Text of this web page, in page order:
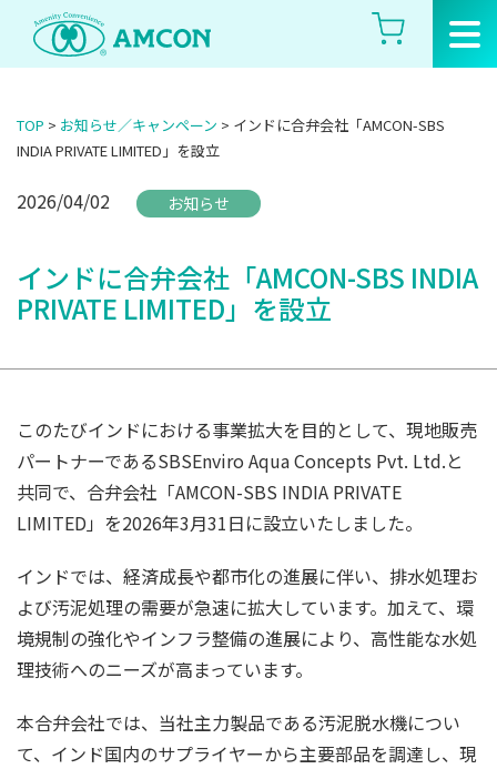
Skip
the
TOP > お知らせ／キャンペーン > インドに合弁会社「AMCON-SBS
INDIA PRIVATE LIMITED」を設立
2026/04/02 お知らせ
インドに合弁会社「AMCON-SBS INDIA
PRIVATE LIMITED」を設立
このたびインドにおける事業拡大を目的として、現地販売
パートナーであるSBSEnviro Aqua Concepts Pvt. Ltd.と
共同で、合弁会社「AMCON-SBS INDIA PRIVATE
LIMITED」を2026年3月31日に設立いたしました。
インドでは、経済成長や都市化の進展に伴い、排水処理お
よび汚泥処理の需要が急速に拡大しています。加えて、環
境規制の強化やインフラ整備の進展により、高性能な水処
理技術へのニーズが高まっています。
本合弁会社では、当社主力製品である汚泥脱水機につい
て、インド国内のサプライヤーから主要部品を調達し、現